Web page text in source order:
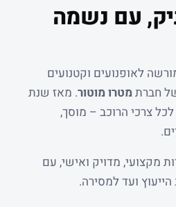
עם נשמה
לאופנועים וקטנועים
חברת מטרו מוטור. מאז שנת
לכל צרכי הרוכב – מוסך,
מקצועי, מדויק ואישי, עם
ועד למסירה.